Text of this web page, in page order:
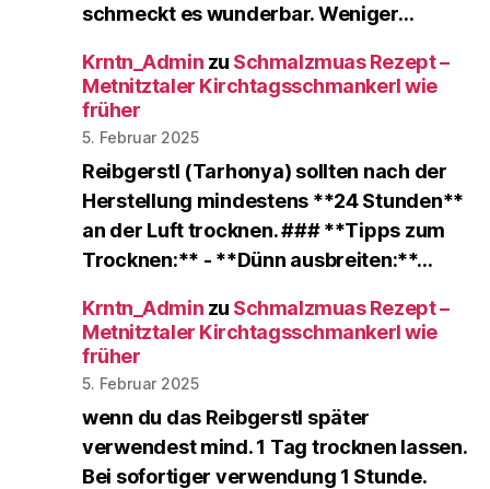
schmeckt es wunderbar. Weniger…
Krntn_Admin zu Schmalzmuas Rezept –
Metnitztaler Kirchtagsschmankerl wie
früher
5. Februar 2025
Reibgerstl (Tarhonya) sollten nach der
Herstellung mindestens **24 Stunden**
an der Luft trocknen. ### **Tipps zum
Trocknen:** - **Dünn ausbreiten:**…
Krntn_Admin zu Schmalzmuas Rezept –
Metnitztaler Kirchtagsschmankerl wie
früher
5. Februar 2025
wenn du das Reibgerstl später
verwendest mind. 1 Tag trocknen lassen.
Bei sofortiger verwendung 1 Stunde.